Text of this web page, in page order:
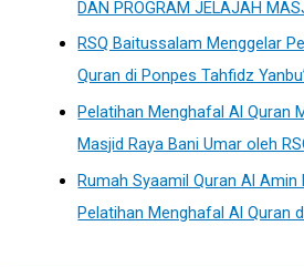
DAN PROGRAM JELAJAH
RSQ Baitussalam Menggelar
Quran di Ponpes Tahfidz
Pelatihan Menghafal Al Quran
Masjid Raya Bani Umar oleh
Rumah Syaamil Quran Al Amin
Pelatihan Menghafal Al Quran